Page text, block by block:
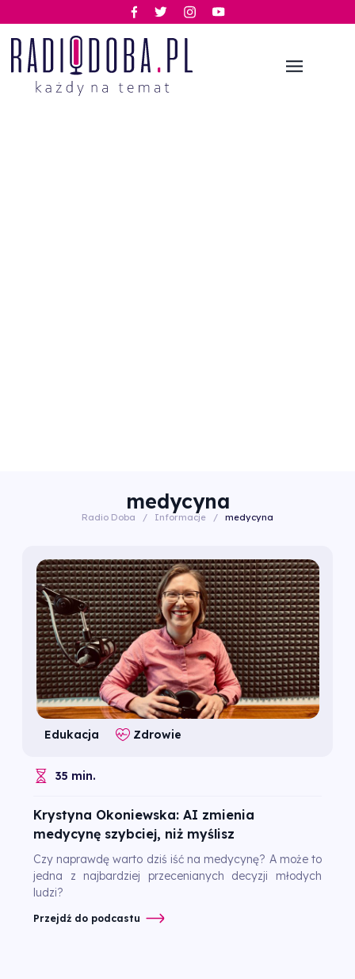
medycyna
Radio Doba / Informacje / medycyna
Edukacja Zdrowie
35 min.
Krystyna Okoniewska: AI zmienia
medycynę szybciej, niż myślisz
Czy naprawdę warto dziś iść na medycynę? A może to
jedna z najbardziej przecenianych decyzji młodych
ludzi?
Przejdź do podcastu